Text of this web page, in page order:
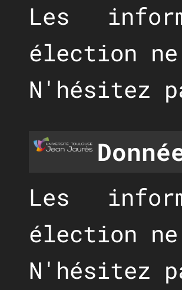
Les
élection
N'hésitez
Les
élection
N'hésitez